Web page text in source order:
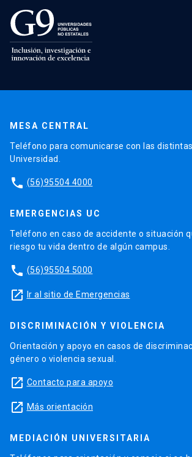
MESA CENTRAL
Teléfono para comunicarse con las
Universidad.
phone (56)95504 4000
EMERGENCIAS UC
Teléfono en caso de accidente o situación
riesgo tu vida dentro de algún campus.
phone (56)95504 5000
launch Ir al sitio de Emergencias
DISCRIMINACIÓN Y VIOLENCIA
Orientación y apoyo en casos de
género o violencia sexual.
launch Contacto para apoyo
launch Más orientación
MEDIACIÓN UNIVERSITARIA